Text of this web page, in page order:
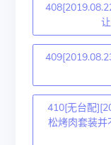
410[无台配
松烤肉套装并